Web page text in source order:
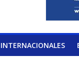
INTERNACIONALES